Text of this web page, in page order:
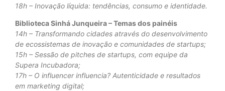
18h – Inovação líquida: tendências, consumo e identidade.
Biblioteca Sinhá Junqueira – Temas dos painéis
14h – Transformando cidades através do desenvolvimento
de ecossistemas de inovação e comunidades de startups;
15h – Sessão de pitches de startups, com equipe da
Supera Incubadora;
17h – O influencer influencia? Autenticidade e resultados
em marketing digital;